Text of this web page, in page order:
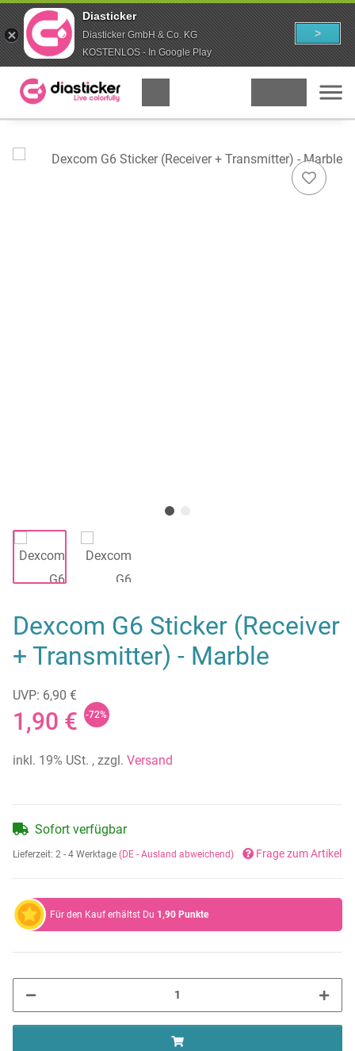
Diasticker
Diasticker GmbH & Co. KG
KOSTENLOS - In Google Play
>
Dexcom G6 Sticker (Receiver
+ Transmitter) - Marble
UVP: 6,90 €
1,90 € -72%
inkl. 19% USt. , zzgl. Versand
Sofort verfügbar
Lieferzeit: 2 - 4 Werktage (DE - Ausland abweichend) Frage zum Artikel
Für den Kauf erhältst Du 1,90 Punkte